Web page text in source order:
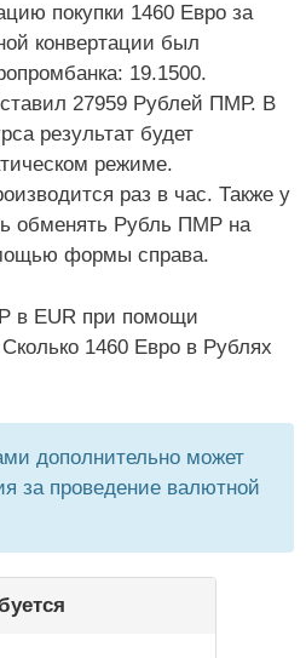
покупки 1460 Евро за
конвертации был
19.1500.
27959 Рублей ПМР. В
результат будет
режиме.
раз в час. Также у
обменять Рубль ПМР на
формы справа.
в EUR при помощи
1460 Евро в Рублях
дополнительно может
за проведение валютной